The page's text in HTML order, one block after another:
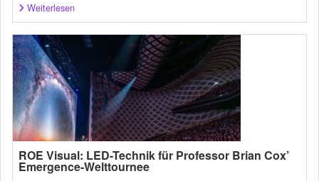
Weiterlesen
ROE Visual: LED-Technik für Professor Brian Cox’
Emergence-Welttournee